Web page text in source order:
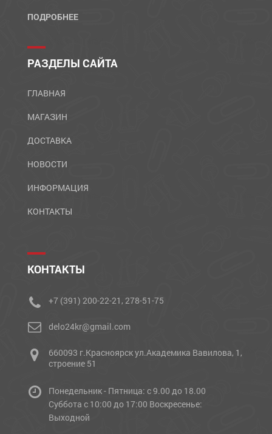
ПОДРОБНЕЕ
РАЗДЕЛЫ САЙТА
ГЛАВНАЯ
МАГАЗИН
ДОСТАВКА
НОВОСТИ
ИНФОРМАЦИЯ
КОНТАКТЫ
КОНТАКТЫ
+7 (391) 200-22-21, 278-51-75
delo24kr@gmail.com
660093 г.Красноярск ул.Академика Вавилова, 1,
строение 51
Понедельник - Пятница: с 9.00 до 18.00
Cуббота с 10:00 до 17:00 Воскресенье:
Выходной